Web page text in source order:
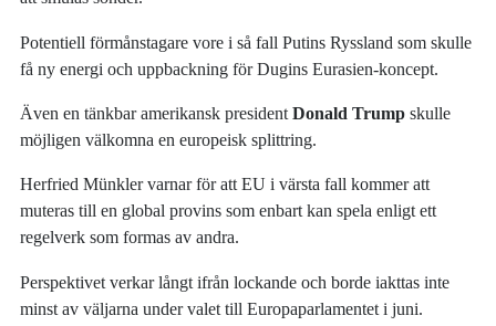
Potentiell förmånstagare vore i så fall Putins Ryssland som skulle
få ny energi och uppbackning för Dugins Eurasien-koncept.
Även en tänkbar amerikansk presidentDonald Trump skulle
möjligen välkomna en europeisk splittring.
Herfried Münkler varnar för att EU i värsta fall kommer att
muteras till en global provins som enbart kan spela enligt ett
regelverk som formas av andra.
Perspektivet verkar långt ifrån lockande och borde iakttas inte
minst av väljarna under valet till Europaparlamentet i juni.